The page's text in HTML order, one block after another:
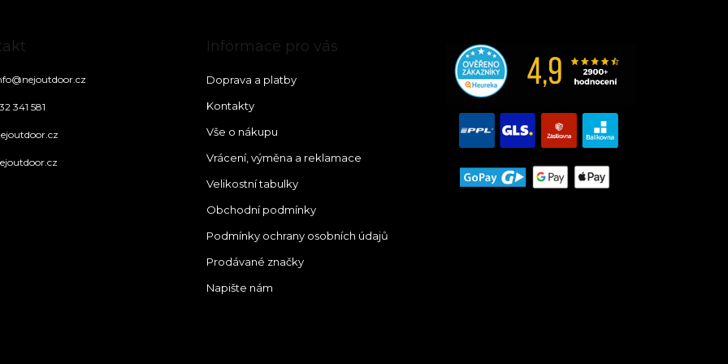
@nejoutdoor.cz
341 581
Informace pro vás
Doprava a platby
Kontakty
Vše o nákupu
Vrácení, výměna a reklamace
Velikostní tabulky
Obchodní podmínky
Podmínky ochrany osobních údajů
Prodávané značky
Napište nám